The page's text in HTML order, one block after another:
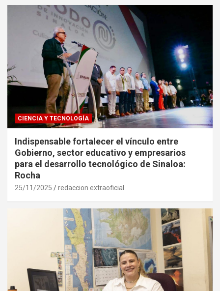
CIENCIA Y TECNOLOGÍA
Indispensable fortalecer el vínculo entre
Gobierno, sector educativo y empresarios
para el desarrollo tecnológico de Sinaloa:
Rocha
25/11/2025 redaccion extraoficial